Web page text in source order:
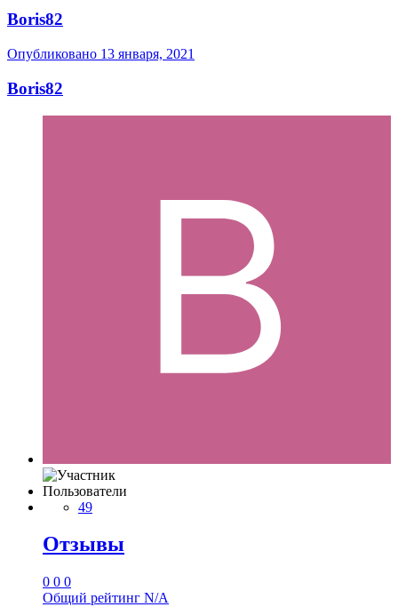
Boris82
Опубликовано 13 января, 2021
Boris82
Пользователи
49
Отзывы
0 0 0
Общий рейтинг N/A